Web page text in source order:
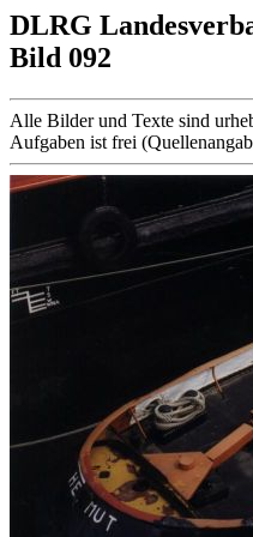
DLRG
Bild 092
Alle Bilder und Texte sind
Aufgaben ist frei